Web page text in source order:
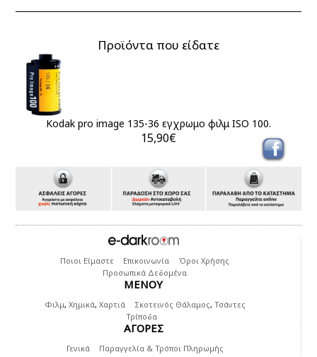
Προϊόντα που είδατε
Kodak pro image 135-36 εγχρωμο φιλμ ISO 100.
15,90€
Ποιοι Είμαστε Επικοινωνία
Όροι Χρήσης
Προσωπικά Δεδομένα
ΜΕΝΟΥ
Φιλμ, Χημικά, Χαρτιά Σκοτεινός Θάλαμος, Τσάντες
Τρίποδα
ΑΓΟΡΕΣ
Γενικά
Παραγγελία & Τρόποι Πληρωμής